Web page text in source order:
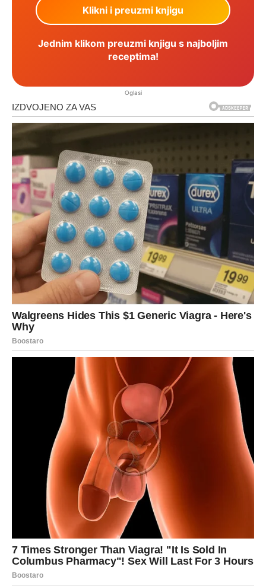
Jednim klikom preuzmi knjigu s najboljim
receptima!
Oglasi